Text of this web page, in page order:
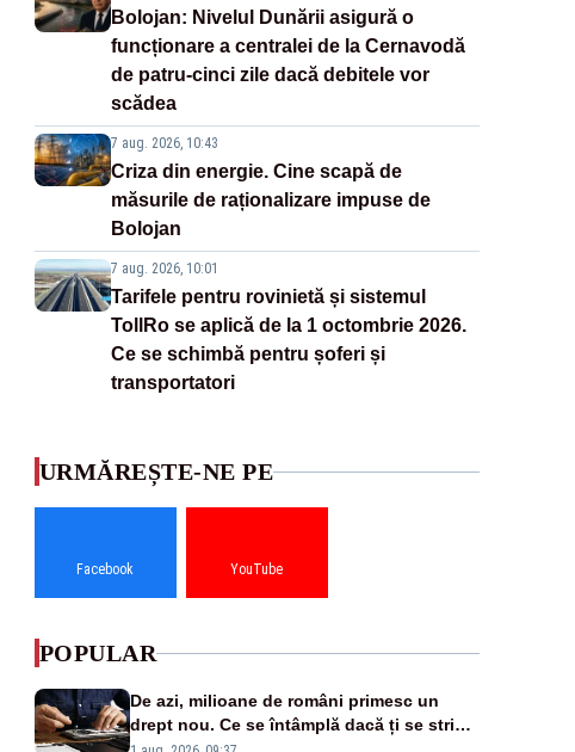
Bolojan: Nivelul Dunării asigură o
funcționare a centralei de la Cernavodă
de patru-cinci zile dacă debitele vor
scădea
7 aug. 2026, 10:43
Criza din energie. Cine scapă de
măsurile de raționalizare impuse de
Bolojan
7 aug. 2026, 10:01
Tarifele pentru rovinietă și sistemul
TollRo se aplică de la 1 octombrie 2026.
Ce se schimbă pentru șoferi și
transportatori
URMĂREȘTE-NE PE
Facebook YouTube
POPULAR
De azi, milioane de români primesc un
drept nou. Ce se întâmplă dacă ți se strică